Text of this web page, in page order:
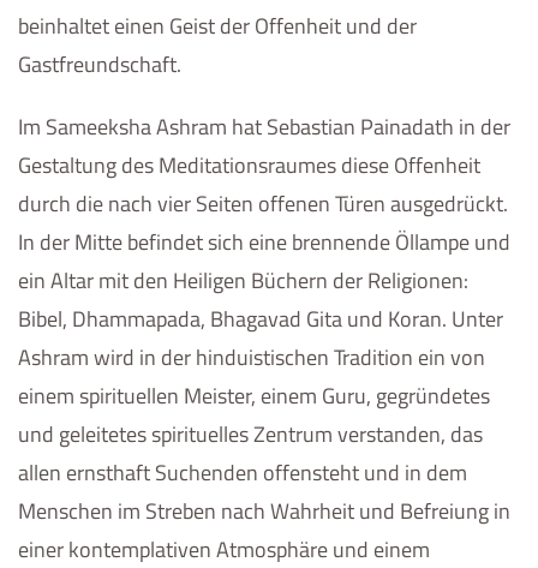
beinhaltet einen Geist der Offenheit und der
Gastfreundschaft.
Im Sameeksha Ashram hat Sebastian Painadath in der
Gestaltung des Meditationsraumes diese Offenheit
durch die nach vier Seiten offenen Türen ausgedrückt.
In der Mitte befindet sich eine brennende Öllampe und
ein Altar mit den Heiligen Büchern der Religionen:
Bibel, Dhammapada, Bhagavad Gita und Koran. Unter
Ashram wird in der hinduistischen Tradition ein von
einem spirituellen Meister, einem Guru, gegründetes
und geleitetes spirituelles Zentrum verstanden, das
allen ernsthaft Suchenden offensteht und in dem
Menschen im Streben nach Wahrheit und Befreiung in
einer kontemplativen Atmosphäre und einem